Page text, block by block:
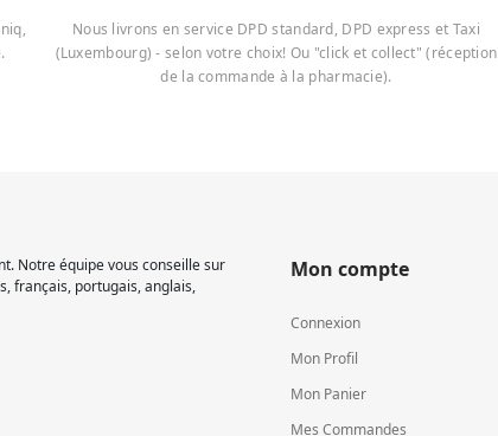
Nous livrons en service DPD standard, DPD express et Taxi
(Luxembourg) - selon votre choix! Ou "click et collect" (réception
de la commande à la pharmacie).
Notre équipe vous conseille sur
français, portugais, anglais,
Mon compte
Connexion
Mon Profil
Mon Panier
Mes Commandes